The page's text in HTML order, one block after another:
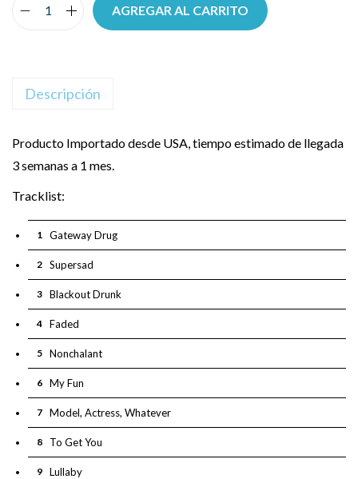
AGREGAR AL CARRITO
Descripción
Producto Importado desde USA, tiempo estimado de llegada
3 semanas a 1 mes.
Tracklist:
1 Gateway Drug
2 Supersad
3 Blackout Drunk
4 Faded
5 Nonchalant
6 My Fun
7 Model, Actress, Whatever
8 To Get You
9 Lullaby